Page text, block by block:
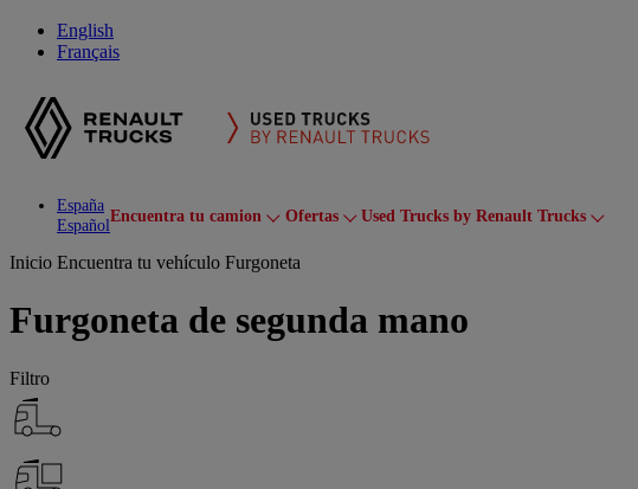
English
Français
España
Español
Encuentra tu camion Toggle submenu
Ofertas Toggle submenu
Used Trucks by Renault Trucks
Inicio Encuentra tu vehículo Furgoneta
Furgoneta de segunda mano
Filtro